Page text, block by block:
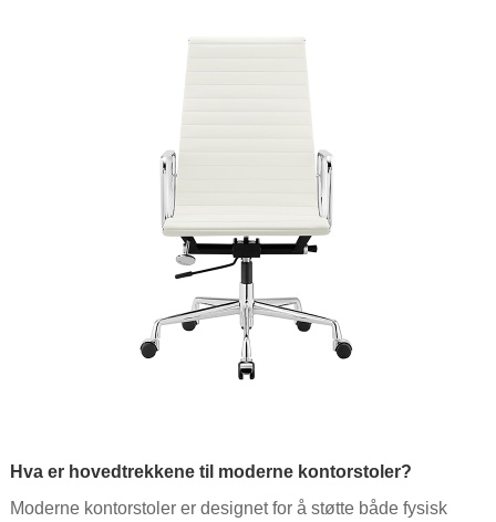
Hva er hovedtrekkene til moderne kontorstoler?
Moderne kontorstoler er designet for å støtte både fysisk